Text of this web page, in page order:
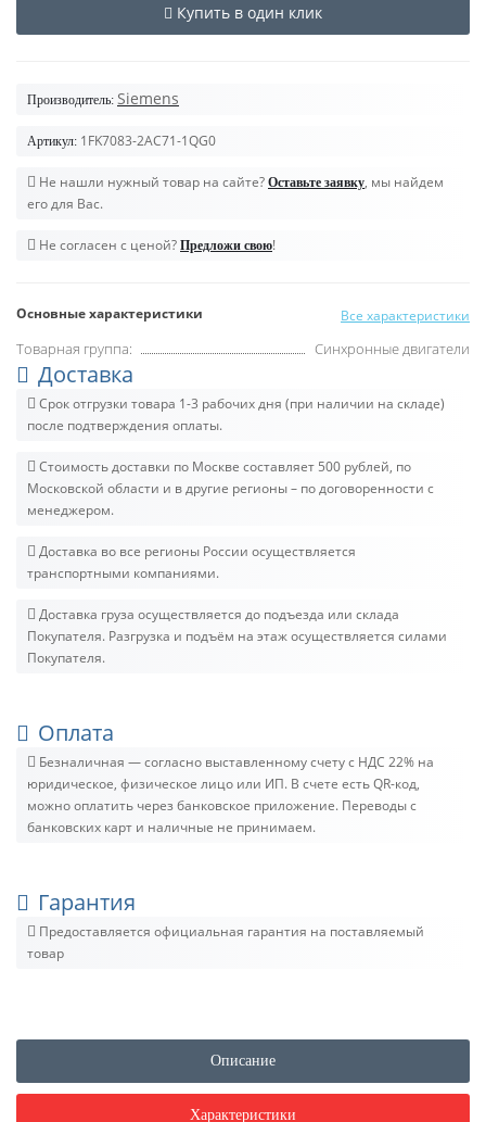
Купить в один клик
Производитель: Siemens
Артикул: 1FK7083-2AC71-1QG0
Не нашли нужный товар на сайте? Оставьте заявку, мы найдем
его для Вас.
Не согласен с ценой? Предложи свою!
Основные характеристики Все характеристики
Товарная группа: Синхронные двигатели
Доставка
Срок отгрузки товара 1-3 рабочих дня (при наличии на складе)
после подтверждения оплаты.
Стоимость доставки по Москве составляет 500 рублей, по
Московской области и в другие регионы – по договоренности с
менеджером.
Доставка во все регионы России осуществляется
транспортными компаниями.
Доставка груза осуществляется до подъезда или склада
Покупателя. Разгрузка и подъём на этаж осуществляется силами
Покупателя.
Оплата
Безналичная — согласно выставленному счету c НДС 22% на
юридическое, физическое лицо или ИП. В счете есть QR-код,
можно оплатить через банковское приложение. Переводы с
банковских карт и наличные не принимаем.
Гарантия
Предоставляется официальная гарантия на поставляемый
товар
Описание
Характеристики